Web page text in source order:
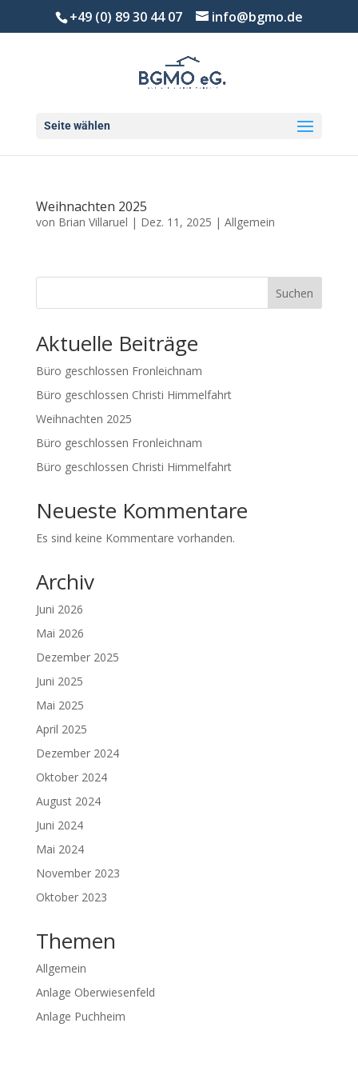
+49 (0) 89 30 44 07 info@bgmo.de
Seite wählen
Weihnachten 2025
von Brian Villaruel | Dez. 11, 2025 | Allgemein
Suchen
Aktuelle Beiträge
Büro geschlossen Fronleichnam
Büro geschlossen Christi Himmelfahrt
Weihnachten 2025
Büro geschlossen Fronleichnam
Büro geschlossen Christi Himmelfahrt
Neueste Kommentare
Es sind keine Kommentare vorhanden.
Archiv
Juni 2026
Mai 2026
Dezember 2025
Juni 2025
Mai 2025
April 2025
Dezember 2024
Oktober 2024
August 2024
Juni 2024
Mai 2024
November 2023
Oktober 2023
Themen
Allgemein
Anlage Oberwiesenfeld
Anlage Puchheim